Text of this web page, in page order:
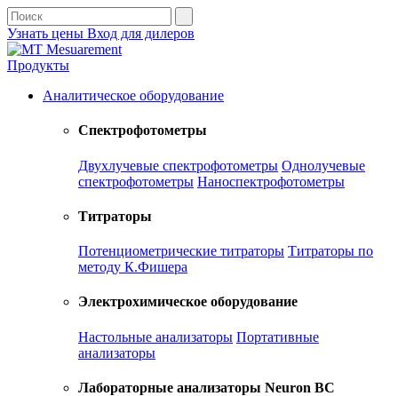
Узнать цены Вход для дилеров
Продукты
Аналитическое оборудование
Спектрофотометры
Двухлучевые спектрофотометры Однолучевые
спектрофотометры Наноспектрофотометры
Титраторы
Потенциометрические титраторы Титраторы по
методу К.Фишера
Электрохимическое оборудование
Настольные анализаторы Портативные
анализаторы
Лабораторные анализаторы Neuron BC